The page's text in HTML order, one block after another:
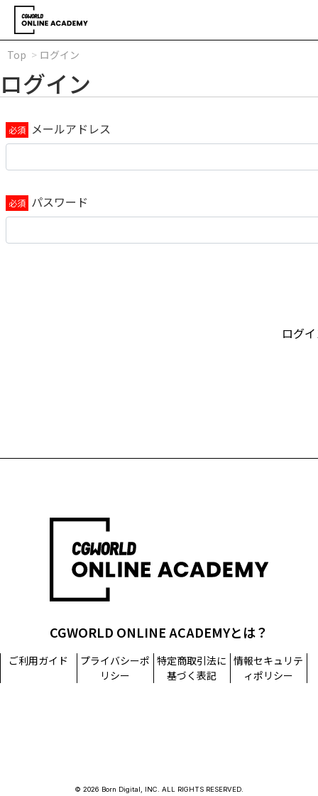
Top ログイン
ログイン
メールアドレス
パスワード
ログ
CGWORLD ONLINE ACADEMYとは？
ご利用ガイド
プライバシーポ
リシー
特定商取引法に
基づく表記
情報セキュリテ
ィポリシー
© 2026 Born Digital, INC. ALL RIGHTS RESERVED.